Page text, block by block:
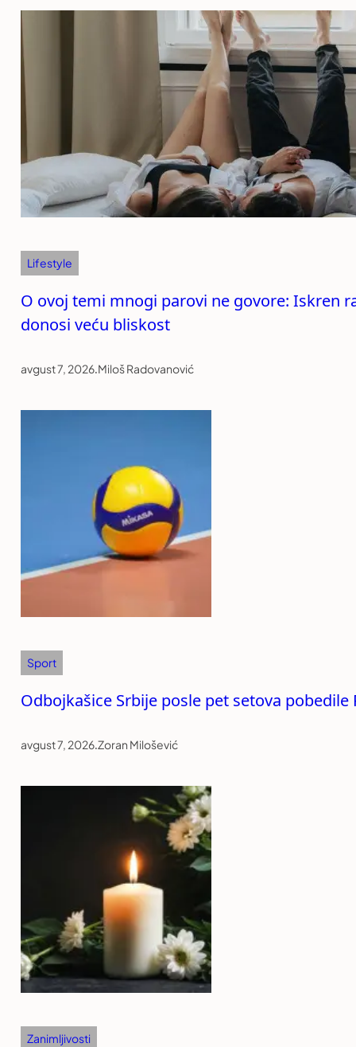
Lifestyle
O ovoj temi mnogi parovi ne govore: Iskren
donosi veću bliskost
avgust 7, 2026.Miloš Radovanović
Sport
Odbojkašice Srbije posle pet setova
avgust 7, 2026.Zoran Milošević
Zanimljivosti